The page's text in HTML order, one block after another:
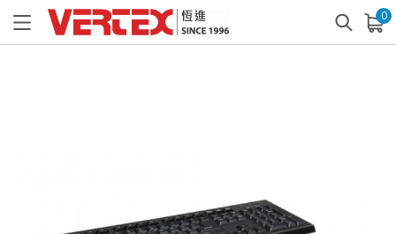
0
已加入購物車 查看